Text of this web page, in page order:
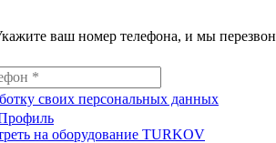
ваш номер телефона, и мы
своих персональных данных
на оборудование TURKOV